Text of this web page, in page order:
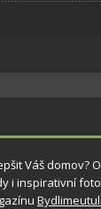
Váš domov?
i inspirativní